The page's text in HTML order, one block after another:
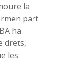
la
part
ha
drets,
les